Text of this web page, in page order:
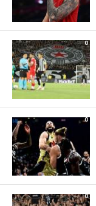
0
0
0